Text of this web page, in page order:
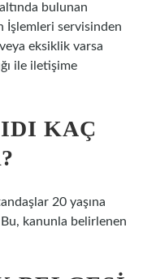
bulunan
İşlemleri servisinden
eksiklik varsa
ile iletişime
KAÇ
20 yaşına
kanunla belirlenen